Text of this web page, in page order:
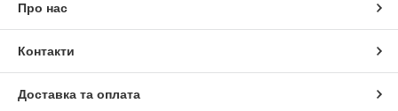
Про нас
Контакти
Доставка та оплата